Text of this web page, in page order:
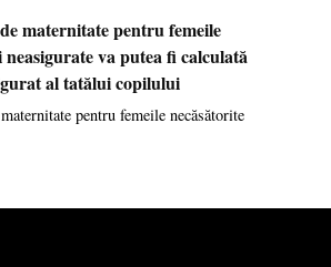
maternitate pentru femeile
neasigurate va putea fi calculată
al tatălui copilului
pentru femeile necăsătorite